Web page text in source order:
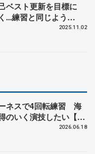
ベスト更新を目標に
...練習と同じよう
手権ジュニア女子
2025.11.02
ネスで4回転練習 海
のいく演技したい【木
デミー練習公開】2026.06.18